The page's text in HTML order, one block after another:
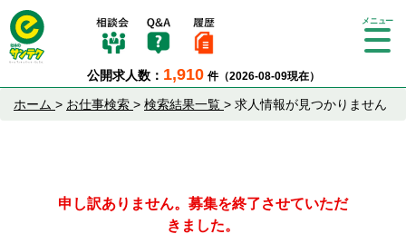
公開求人数： 1,910 件（2026-08-09現在）
Tog
ion
ホーム > お仕事検索 > 検索結果一覧 > 求人情報が見つかりません
申し訳ありません。募集を終了させていただ
きました。